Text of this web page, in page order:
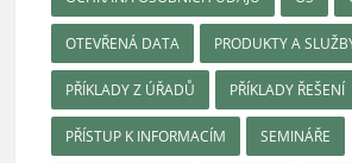
OTEVŘENÁ DATA PRODUKTY A
PŘÍKLADY Z ÚŘADŮ PŘÍKLADY ŘEŠENÍ
PŘÍSTUP K INFORMACÍM SEMINÁŘE